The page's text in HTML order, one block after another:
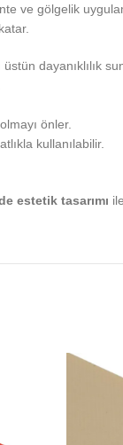
ve gölgelik
dayanıklılık
önler.
kullanılabilir.
estetik tasarımı